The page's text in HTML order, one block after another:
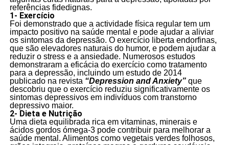
referências fidedignas.
1- Exercício
Foi demonstrado que a actividade física regular tem um
impacto positivo na saúde mental e pode ajudar a aliviar
os sintomas da depressão. O exercício liberta endorfinas,
que são elevadores naturais do humor, e podem ajudar a
reduzir o stress e a ansiedade. Numerosos estudos
demonstraram a eficácia do exercício como tratamento
para a depressão, incluindo um estudo de 2014
publicado na revista “Depression and Anxiety”que
descobriu que o exercício reduziu significativamente os
sintomas depressivos em indivíduos com transtorno
depressivo maior.
2- Dieta e Nutrição
Uma dieta equilibrada rica em vitaminas, minerais e
ácidos gordos ómega-3 pode contribuir para melhorar a
saúde mental. Alimentos como vegetais verdes folhosos,